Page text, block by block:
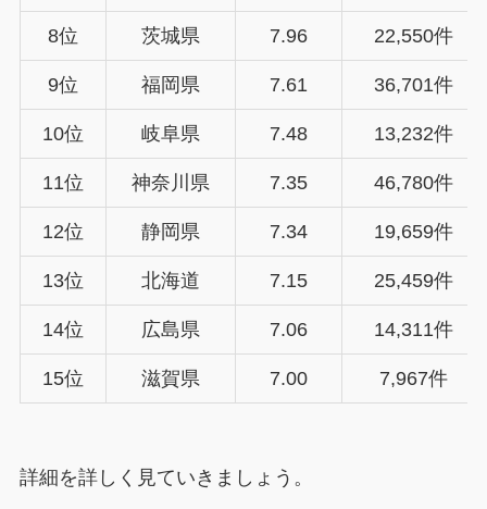
8位 茨城県 7.96 22,550件
9位 福岡県 7.61 36,701件
10位 岐阜県 7.48 13,232件
11位 神奈川県 7.35 46,780件
12位 静岡県 7.34 19,659件
13位 北海道 7.15 25,459件
14位 広島県 7.06 14,311件
15位 滋賀県 7.00 7,967件
詳細を詳しく見ていきましょう。